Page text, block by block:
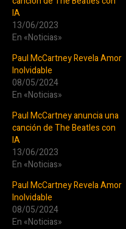
IA
13/06/2023
En «Noticias»
Paul McCartney Revela Amor
Inolvidable
08/05/2024
En «Noticias»
Paul McCartney anuncia una
canción de The Beatles con
IA
13/06/2023
En «Noticias»
Paul McCartney Revela Amor
Inolvidable
08/05/2024
En «Noticias»